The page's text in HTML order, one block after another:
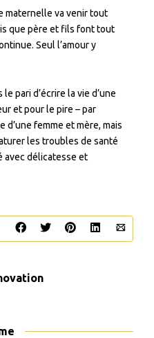
maternelle va venir tout
que père et fils font tout
Seul l’amour y
le pari d’écrire la vie d’une
et pour le pire – par
femme et mère, mais
les troubles de santé
avec délicatesse et